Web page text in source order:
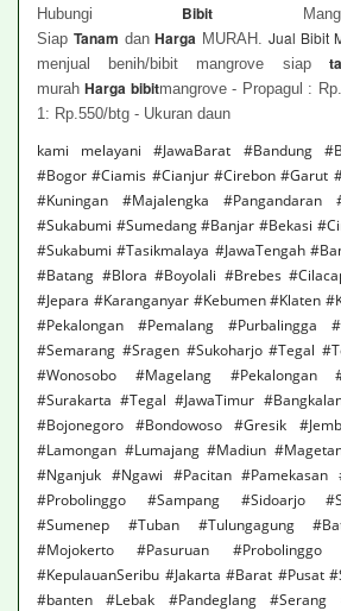
Hubungi Bibit
Siap Tanam danHarga MURAH.Jual Bibit
menjual benih/bibit mangrove siap
murahHarga bibitmangrove - Propagul :
1: Rp.550/btg - Ukuran daun
kami melayani #JawaBarat #Bandung
#Bogor #Ciamis #Cianjur #Cirebon #Garut
#Kuningan #Majalengka #Pangandaran
#Sukabumi #Sumedang #Banjar #Bekasi
#Sukabumi #Tasikmalaya #JawaTengah
#Batang #Blora #Boyolali #Brebes
#Jepara #Karanganyar #Kebumen #Klaten
#Pekalongan #Pemalang #Purbalingga
#Semarang #Sragen #Sukoharjo #Tegal
#Wonosobo #Magelang #Pekalongan
#Surakarta #Tegal #JawaTimur
#Bojonegoro #Bondowoso #Gresik
#Lamongan #Lumajang #Madiun
#Nganjuk #Ngawi #Pacitan #Pamekasan
#Probolinggo #Sampang #Sidoarjo
#Sumenep #Tuban #Tulungagung
#Mojokerto #Pasuruan #Probolinggo
#KepulauanSeribu #Jakarta #Barat #Pusat
#banten #Lebak #Pandeglang #Serang